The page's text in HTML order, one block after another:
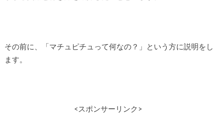
その前に、「マチュピチュって何なの？」という方に説明をし
ます。
<スポンサーリンク>